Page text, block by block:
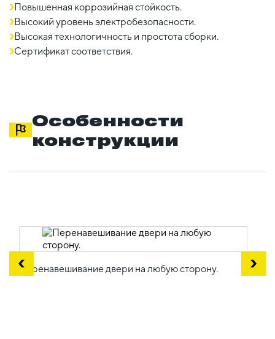
Повышенная коррозийная стойкость.
Высокий уровень электробезопасности.
Высокая технологичность и простота сборки.
Сертификат соответствия.
Особенности
конструкции
Перенавешивание двери на любую сторону.